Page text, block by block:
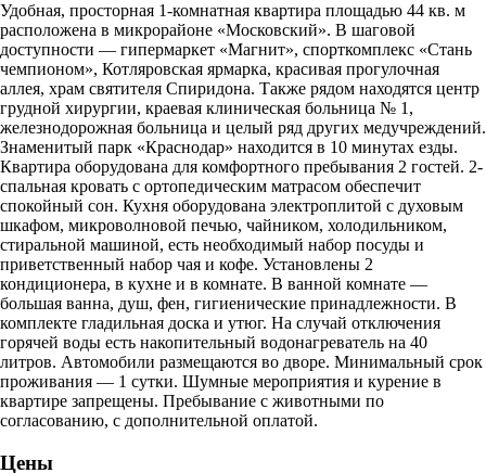
Удобная, просторная 1-комнатная квартира площадью 44 кв. м
расположена в микрорайоне «Московский». В шаговой
доступности — гипермаркет «Магнит», спорткомплекс «Стань
чемпионом», Котляровская ярмарка, красивая прогулочная
аллея, храм святителя Спиридона. Также рядом находятся центр
грудной хирургии, краевая клиническая больница № 1,
железнодорожная больница и целый ряд других медучреждений.
Знаменитый парк «Краснодар» находится в 10 минутах езды.
Квартира оборудована для комфортного пребывания 2 гостей. 2-
спальная кровать с ортопедическим матрасом обеспечит
спокойный сон. Кухня оборудована электроплитой с духовым
шкафом, микроволновой печью, чайником, холодильником,
стиральной машиной, есть необходимый набор посуды и
приветственный набор чая и кофе. Установлены 2
кондиционера, в кухне и в комнате. В ванной комнате —
большая ванна, душ, фен, гигиенические принадлежности. В
комплекте гладильная доска и утюг. На случай отключения
горячей воды есть накопительный водонагреватель на 40
литров. Автомобили размещаются во дворе. Минимальный срок
проживания — 1 сутки. Шумные мероприятия и курение в
квартире запрещены. Пребывание с животными по
согласованию, с дополнительной оплатой.
Цены